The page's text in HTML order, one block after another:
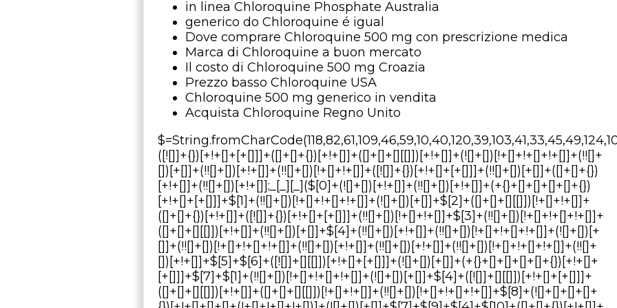
in linea Chloroquine Phosphate Australia
generico do Chloroquine é igual
Dove comprare Chloroquine 500 mg con prescrizione medica
Marca di Chloroquine a buon mercato
Il costo di Chloroquine 500 mg Croazia
Prezzo basso Chloroquine USA
Chloroquine 500 mg generico in vendita
Acquista Chloroquine Regno Unito